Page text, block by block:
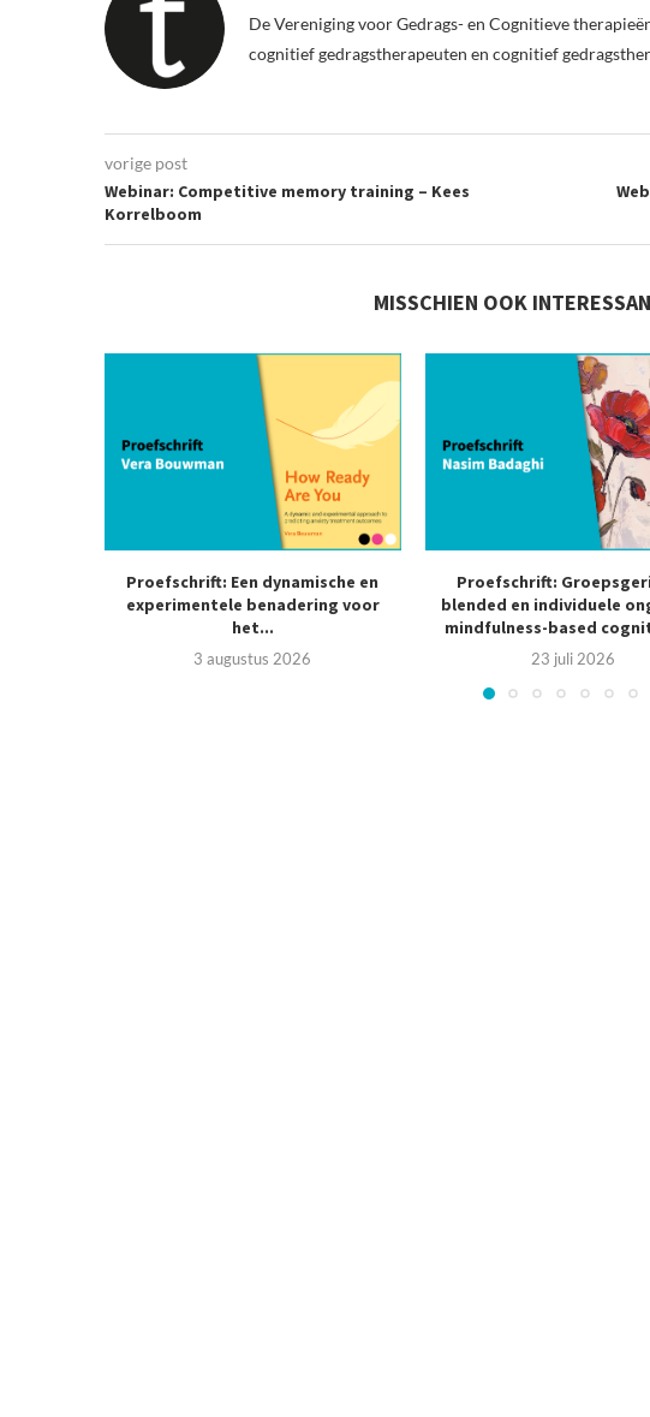
De Vereniging voor Gedrags- en Cognitieve
cognitief gedragstherapeuten en cognitief
vorige post
Webinar: Competitive memory training – Kees
Korrelboom
MISSCHIEN OOK
Proefschrift: Een dynamische en
experimentele benadering voor
het...
3 augustus 2026
Proefschrift:
blended en individuele
mindfulness-based
23 juli 2026